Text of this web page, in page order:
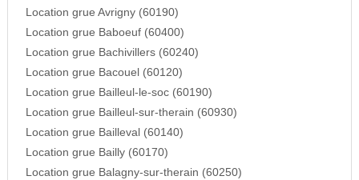
Location grue Avrigny (60190)
Location grue Baboeuf (60400)
Location grue Bachivillers (60240)
Location grue Bacouel (60120)
Location grue Bailleul-le-soc (60190)
Location grue Bailleul-sur-therain (60930)
Location grue Bailleval (60140)
Location grue Bailly (60170)
Location grue Balagny-sur-therain (60250)